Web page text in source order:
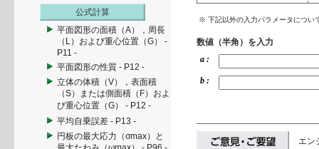
公式計算
平面図形の面積（A），周長
（L）および重心位置（G） -
P11 -
平面図形の性質 - P12 -
立体の体積（V），表面積
（S）または側面積（F）およ
び重心位置（G） - P12 -
平均自乗誤差 - P13 -
円板の最大応力（σmax）と
※ 下記以外の入力パラメータについ
数値（半角）を入力
a :
b :
エン